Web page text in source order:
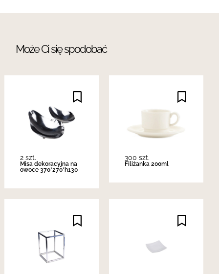
Może Ci się spodobać
2 szt.
Misa dekoracyjna na
owoce 370*270*h130
300 szt.
Filiżanka 200ml